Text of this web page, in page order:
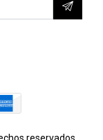
reservados.